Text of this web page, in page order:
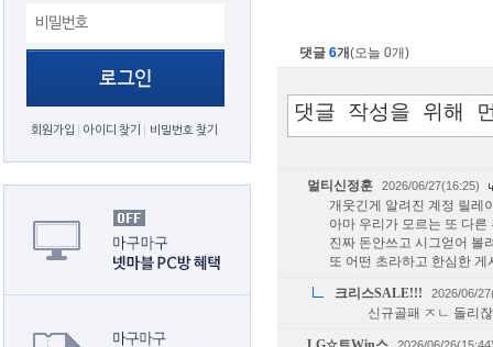
회원가입 아이디 찾기 비밀번호 찾기
댓글 6개(오늘 0개)
멀티신정훈 2026/06/27(16:25)
개웃긴게 알려진 계정 릴레
아마 우리가 모르는 또 다
진짜 돈안쓰고 시그얻어 볼
또 어떤 초라하고 한심한
크리스SALE!!! 2026/06/
신규골패 ㅈㄴ 돌리